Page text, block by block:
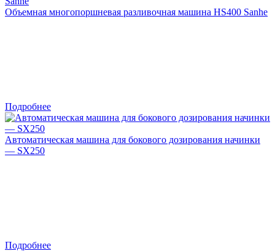
Объемная многопоршневая разливочная машина HS400 Sanhe
Подробнее
Автоматическая машина для бокового дозирования начинки
— SX250
Подробнее